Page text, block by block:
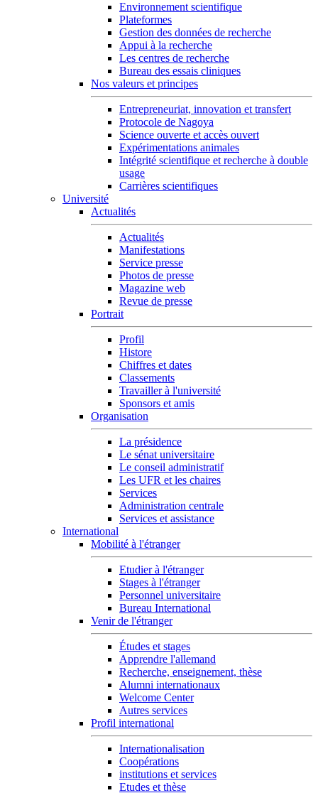
Environnement scientifique
Plateformes
Gestion des données de recherche
Appui à la recherche
Les centres de recherche
Bureau des essais cliniques
Nos valeurs et principes
Entrepreneuriat, innovation et transfert
Protocole de Nagoya
Science ouverte et accès ouvert
Expérimentations animales
Intégrité scientifique et recherche à double
usage
Carrières scientifiques
Université
Actualités
Actualités
Manifestations
Service presse
Photos de presse
Magazine web
Revue de presse
Portrait
Profil
Histore
Chiffres et dates
Classements
Travailler à l'université
Sponsors et amis
Organisation
La présidence
Le sénat universitaire
Le conseil administratif
Les UFR et les chaires
Services
Administration centrale
Services et assistance
International
Mobilité à l'étranger
Etudier à l'étranger
Stages à l'étranger
Personnel universitaire
Bureau International
Venir de l'étranger
Études et stages
Apprendre l'allemand
Recherche, enseignement, thèse
Alumni internationaux
Welcome Center
Autres services
Profil international
Internationalisation
Coopérations
institutions et services
Etudes et thèse